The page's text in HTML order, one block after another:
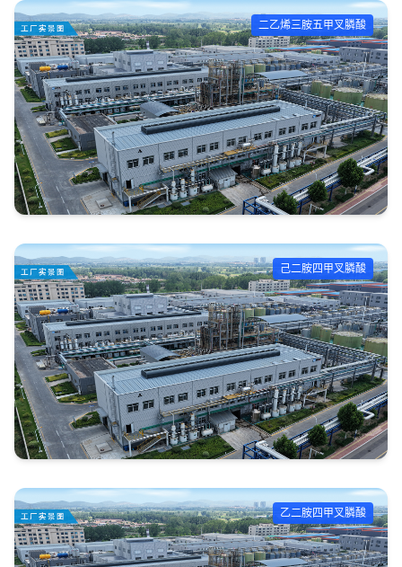
二乙烯三胺五甲叉膦酸
己二胺四甲叉膦酸
乙二胺四甲叉膦酸